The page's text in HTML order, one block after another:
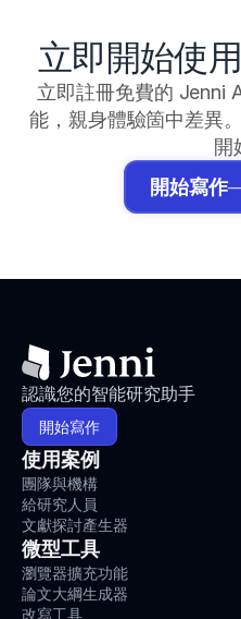
立即開始使
立即註冊免費的 Jenni
能，親身體驗箇中差異
開
開始寫作
認識您的智能研究助手
開始寫作
使用案例
團隊與機構
給研究人員
文獻探討產生器
微型工具
瀏覽器擴充功能
論文大綱生成器
改寫工具